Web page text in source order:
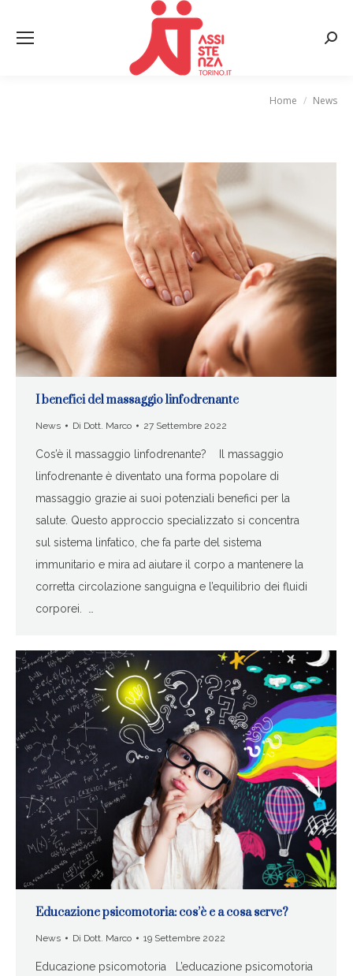
Home News
I benefici del massaggio linfodrenante
News Di Dott. Marco 27 Settembre 2022
Cos’è il massaggio linfodrenante? Il massaggio
linfodrenante è diventato una forma popolare di
massaggio grazie ai suoi potenziali benefici per la
salute. Questo approccio specializzato si concentra
sul sistema linfatico, che fa parte del sistema
immunitario e mira ad aiutare il corpo a mantenere la
corretta circolazione sanguigna e l’equilibrio dei fluidi
corporei. …
Educazione psicomotoria: cos’è e a cosa serve?
News Di Dott. Marco 19 Settembre 2022
Educazione psicomotoria L’educazione psicomotoria